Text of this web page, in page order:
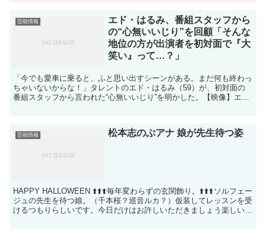
芸能情報
エド・はるみ、番組スタッフから
の“心無いいじり”を回顧「そんな
地位の方が出演者を初対面で『大
笑い』って…？」
「今でも愛車に乗ると、ふと思い出すシーンがある。まだ何も終わっ
ちゃいないからな！」タレントのエド・はるみ（59）が、初対面の
番組スタッフから言われた“心無いいじり”を明かした。【映像】エ
芸能情報 松本志のぶアナ 娘が先生待つ姿
HAPPY HALLOWEEN ⬆️⬆️⬆️毎年変わらずの玄関飾り。⬆️⬆️⬆️ソルフェー
ジュの先生を待つ娘。（千本桜？巡音ルカ？）仮装してレッスンを受
けるつもりらしいです。今日だけはお許しいただきましょう楽しい夜